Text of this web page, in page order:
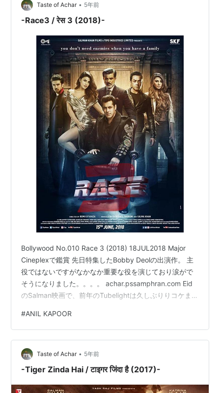
Taste of Achar • 5年前
-Race3 / रेस 3 (2018)-
Bollywood No.010 Race 3 (2018) 18JUL2018 Major
Cineplexで鑑賞 先日特集したBobby Deolの出演作。 主
役ではないですがなかなか重要な役を演じており涙がで
そうになりました。。。。 achar.pssamphran.com Eid
のSalman映画で、前年のTubelightは久しぶりりコケまし
3 (2018) テキトーに解説 Cast Salman Khan as
Sikander Singh Ani Kapoor as Shamsher Singh Bobby…
#ANIL KAPOOR
Taste of Achar • 5年前
-Tiger Zinda Hai / टाइगर जिंदा है (2017)-